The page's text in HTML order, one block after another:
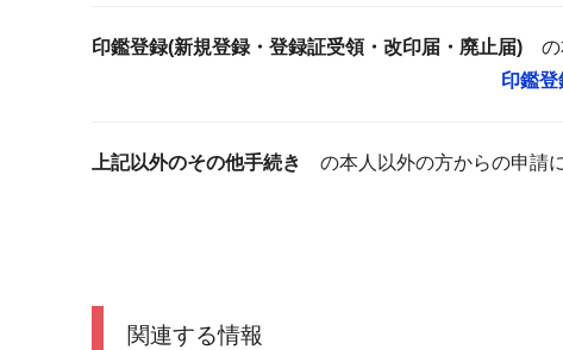
印鑑登録(新規登録・登録証受領・改印届・廃止届) の
印鑑
上記以外のその他手続き の本人以外の方からの申請に
関連する情報